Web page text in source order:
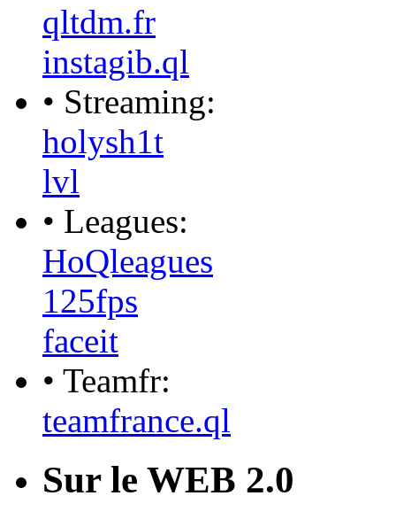
qltdm.fr
instagib.ql
• Streaming:
holysh1t
lvl
• Leagues:
HoQleagues
125fps
faceit
• Teamfr:
teamfrance.ql
Sur le WEB 2.0